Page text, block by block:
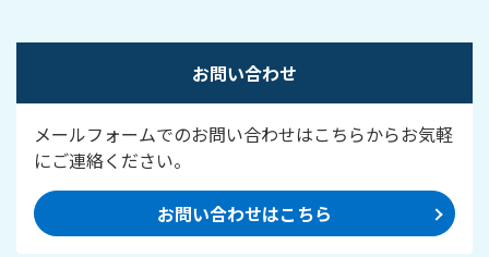
お問い合わせ
メールフォームでのお問い合わせはこちらからお気軽
にご連絡ください。
お問い合わせはこちら